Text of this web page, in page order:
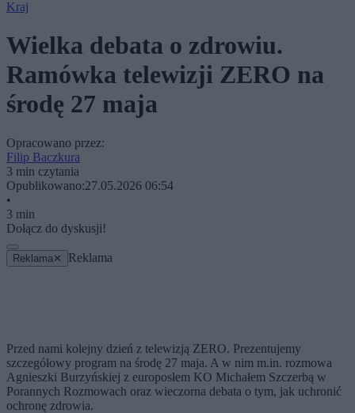
Kraj
Wielka debata o zdrowiu.
Ramówka telewizji ZERO na
środę 27 maja
Opracowano przez:
Filip Baczkura
3 min czytania
Opublikowano:27.05.2026 06:54
•
3 min
Dołącz do dyskusji!
Reklama ✕ Reklama
Przed nami kolejny dzień z telewizją ZERO. Prezentujemy
szczegółowy program na środę 27 maja. A w nim m.in. rozmowa
Agnieszki Burzyńskiej z europosłem KO Michałem Szczerbą w
Porannych Rozmowach oraz wieczorna debata o tym, jak uchronić
ochronę zdrowia.